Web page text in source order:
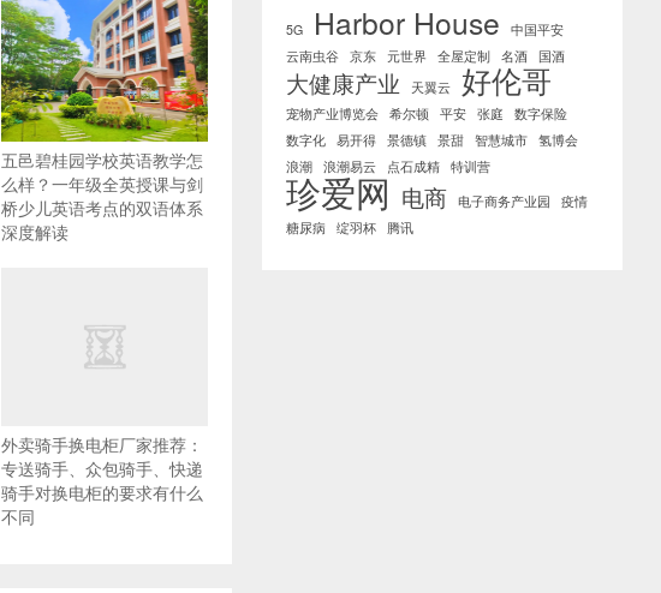
五邑碧桂园学校英语教学怎
么样？一年级全英授课与剑
桥少儿英语考点的双语体系
深度解读
外卖骑手换电柜厂家推荐：
专送骑手、众包骑手、快递
骑手对换电柜的要求有什么
不同
5G Harbor House
中国平安
云南虫谷 京东 元世界 全屋定制 名酒 国酒
大健康产业 天翼云 好伦哥
宠物产业博览会 希尔顿 平安 张庭
数字保险
数字化 易开得 景德镇 景甜 智慧城市 氢博会
浪潮 浪潮易云 点石成精 特训营
珍爱网 电商 电子商务产业园
疫情
糖尿病
绽羽杯 腾讯